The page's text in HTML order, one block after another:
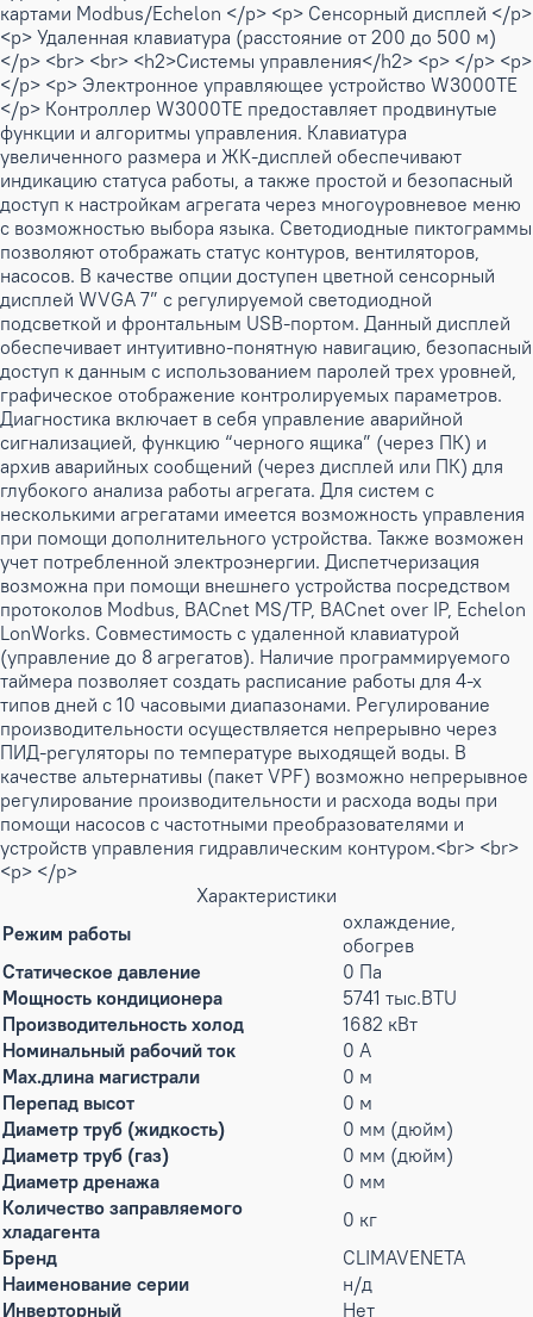
картами Modbus/Echelon </p> <p> Сенсорный дисплей </p>
<p> Удаленная клавиатура (расстояние от 200 до 500 м)
</p> <br> <br> <h2>Системы управления</h2> <p> </p> <p>
</p> <p> Электронное управляющее устройство W3000TE
</p> Контроллер W3000TE предоставляет продвинутые
функции и алгоритмы управления. Клавиатура
увеличенного размера и ЖК-дисплей обеспечивают
индикацию статуса работы, а также простой и безопасный
доступ к настройкам агрегата через многоуровневое меню
с возможностью выбора языка. Светодиодные пиктограммы
позволяют отображать статус контуров, вентиляторов,
насосов. В качестве опции доступен цветной сенсорный
дисплей WVGA 7” с регулируемой светодиодной
подсветкой и фронтальным USB-портом. Данный дисплей
обеспечивает интуитивно-понятную навигацию, безопасный
доступ к данным с использованием паролей трех уровней,
графическое отображение контролируемых параметров.
Диагностика включает в себя управление аварийной
сигнализацией, функцию “черного ящика” (через ПК) и
архив аварийных сообщений (через дисплей или ПК) для
глубокого анализа работы агрегата. Для систем с
несколькими агрегатами имеется возможность управления
при помощи дополнительного устройства. Также возможен
учет потребленной электроэнергии. Диспетчеризация
возможна при помощи внешнего устройства посредством
протоколов Modbus, BACnet MS/TP, BACnet over IP, Echelon
LonWorks. Совместимость с удаленной клавиатурой
(управление до 8 агрегатов). Наличие программируемого
таймера позволяет создать расписание работы для 4-х
типов дней с 10 часовыми диапазонами. Регулирование
производительности осуществляется непрерывно через
ПИД-регуляторы по температуре выходящей воды. В
качестве альтернативы (пакет VPF) возможно непрерывное
регулирование производительности и расхода воды при
помощи насосов с частотными преобразователями и
устройств управления гидравлическим контуром.<br> <br>
<p> </p>
Характеристики
Режим работы
охлаждение,
обогрев
Статическое давление
0 Па
Мощность кондиционера
5741 тыс.BTU
Производительность холод
1682 кВт
Номинальный рабочий ток
0 А
Max.длина магистрали
0 м
Перепад высот
0 м
Диаметр труб (жидкость)
0 мм (дюйм)
Диаметр труб (газ)
0 мм (дюйм)
Диаметр дренажа
0 мм
Количество заправляемого
хладагента
0 кг
Бренд
CLIMAVENETA
Наименование серии
н/д
Инверторный
Нет